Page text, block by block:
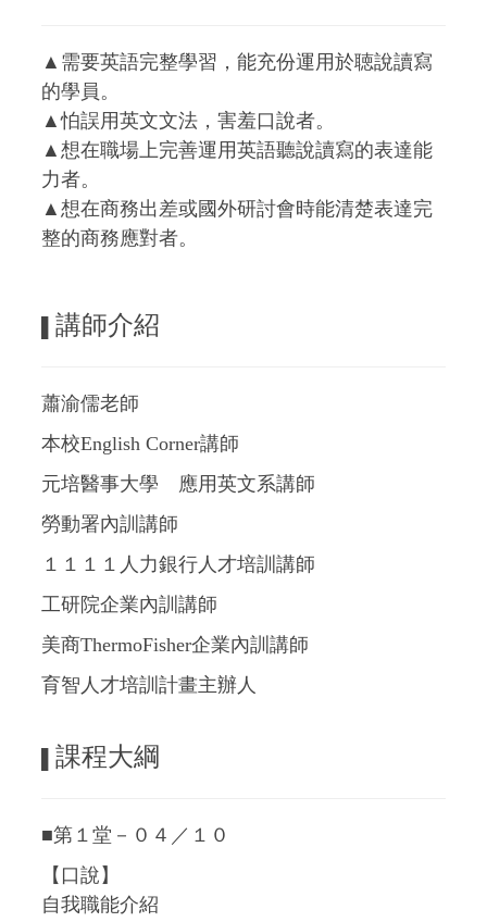
▲需要英語完整學習，能充份運用於聴說讀寫
的學員。
▲怕誤用英文文法，害羞口說者。
▲想在職場上完善運用英語聽說讀寫的表達能
力者。
▲想在商務出差或國外研討會時能清楚表達完
整的商務應對者。
講師介紹
蕭渝儒老師
本校English Corner講師
元培醫事大學 應用英文系講師
勞動署內訓講師
１１１１人力銀行人才培訓講師
工研院企業內訓講師
美商ThermoFisher企業內訓講師
育智人才培訓計畫主辦人
課程大綱
■第１堂－０４／１０
【口說】
自我職能介紹